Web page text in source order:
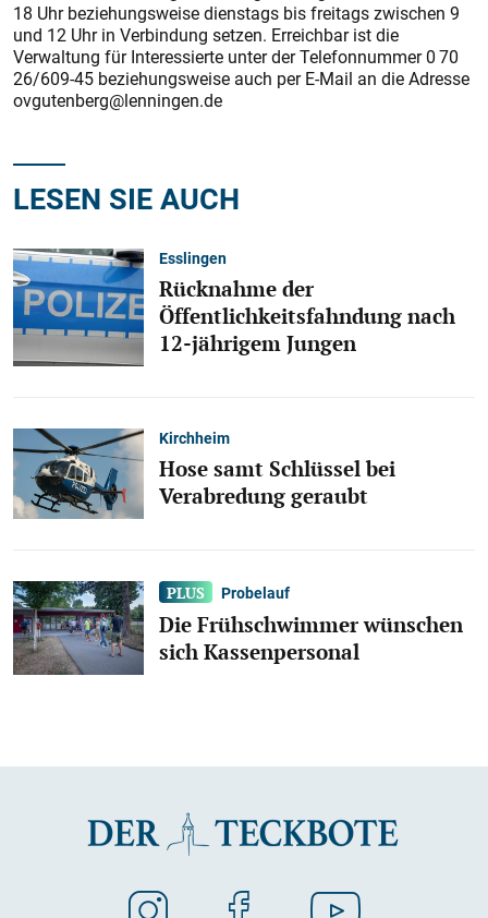
18 Uhr beziehungsweise dienstags bis freitags zwischen 9
und 12 Uhr in Verbindung setzen. Erreichbar ist die
Verwaltung für Interessierte unter der Telefonnummer 0 70
26/609-45 beziehungsweise auch per E-Mail an die Adresse
­ovgutenberg@lenningen.de
LESEN SIE AUCH
Esslingen
Rücknahme der
Öffentlichkeitsfahndung nach
12-jährigem Jungen
Kirchheim
Hose samt Schlüssel bei
Verabredung geraubt
Probelauf
Die Frühschwimmer wünschen
sich Kassenpersonal